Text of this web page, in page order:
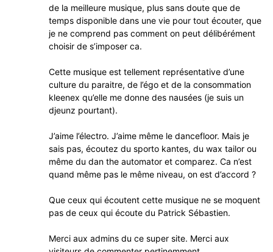
de la meilleure musique, plus sans doute que de
temps disponible dans une vie pour tout écouter, que
je ne comprend pas comment on peut délibérément
choisir de s’imposer ca.
Cette musique est tellement représentative d’une
culture du paraitre, de l’égo et de la consommation
kleenex qu’elle me donne des nausées (je suis un
djeunz pourtant).
J’aime l’électro. J’aime même le dancefloor. Mais je
sais pas, écoutez du sporto kantes, du wax tailor ou
même du dan the automator et comparez. Ca n’est
quand même pas le même niveau, on est d’accord ?
Que ceux qui écoutent cette musique ne se moquent
pas de ceux qui écoute du Patrick Sébastien.
Merci aux admins du ce super site. Merci aux